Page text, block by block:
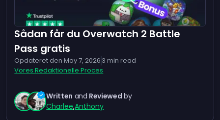
Sådan får du Overwatch 2 Battle
Pass gratis
Opdateret den May 7, 2026 3 min read
Vores Redaktionelle Proces
Written and Reviewed by
Charlee,Anthony